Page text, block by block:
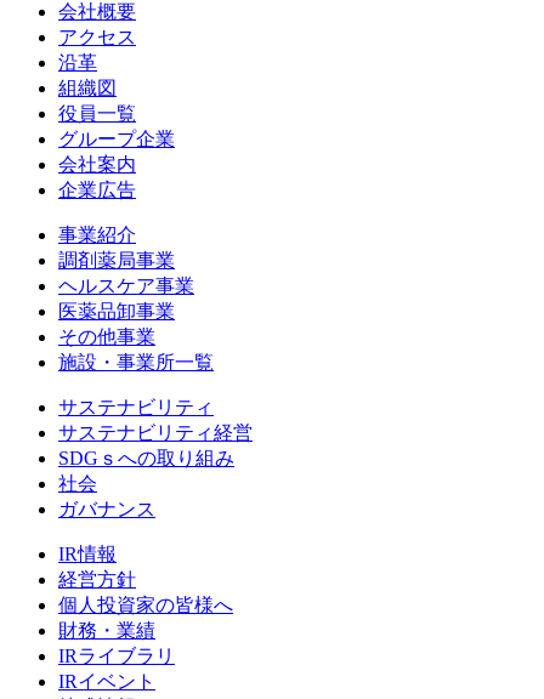
会社概要
アクセス
沿革
組織図
役員一覧
グループ企業
会社案内
企業広告
事業紹介
調剤薬局事業
ヘルスケア事業
医薬品卸事業
その他事業
施設・事業所一覧
サステナビリティ
サステナビリティ経営
SDGｓへの取り組み
社会
ガバナンス
IR情報
経営方針
個人投資家の皆様へ
財務・業績
IRライブラリ
IRイベント